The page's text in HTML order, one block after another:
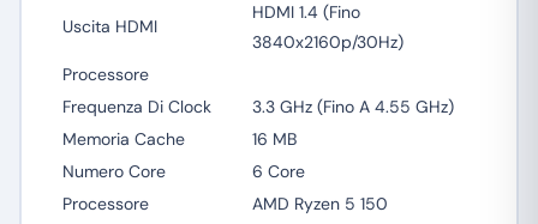
Uscita HDMI
HDMI 1.4 (Fino
3840x2160p/30Hz)
Processore
Frequenza Di Clock
3.3 GHz (Fino A 4.55 GHz)
Memoria Cache
16 MB
Numero Core
6 Core
Processore
AMD Ryzen 5 150